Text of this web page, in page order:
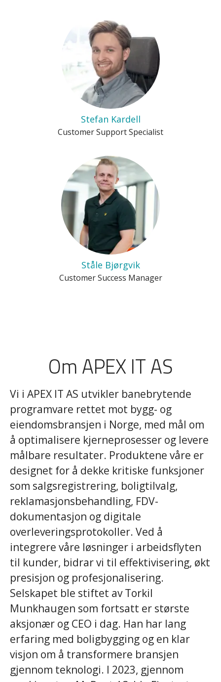
Stefan Kardell
Customer Support Specialist
Ståle Bjørgvik
Customer Success Manager
Om APEX IT AS
Vi i APEX IT AS utvikler banebrytende
programvare rettet mot bygg- og
eiendomsbransjen i Norge, med mål om
å optimalisere kjerneprosesser og levere
målbare resultater. Produktene våre er
designet for å dekke kritiske funksjoner
som salgsregistrering, boligtilvalg,
reklamasjonsbehandling, FDV-
dokumentasjon og digitale
overleveringsprotokoller. Ved å
integrere våre løsninger i arbeidsflyten
til kunder, bidrar vi til effektivisering, økt
presisjon og profesjonalisering.
Selskapet ble stiftet av Torkil
Munkhaugen som fortsatt er største
aksjonær og CEO i dag. Han har lang
erfaring med boligbygging og en klar
visjon om å transformere bransjen
gjennom teknologi. I 2023, gjennom